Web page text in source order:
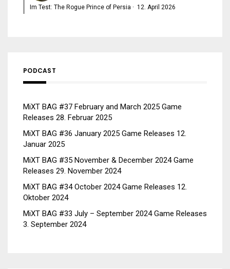
Im Test: The Rogue Prince of Persia · 12. April 2026
PODCAST
MiXT BAG #37 February and March 2025 Game
Releases 28. Februar 2025
MiXT BAG #36 January 2025 Game Releases 12.
Januar 2025
MiXT BAG #35 November & December 2024 Game
Releases 29. November 2024
MiXT BAG #34 October 2024 Game Releases 12.
Oktober 2024
MiXT BAG #33 July – September 2024 Game Releases
3. September 2024